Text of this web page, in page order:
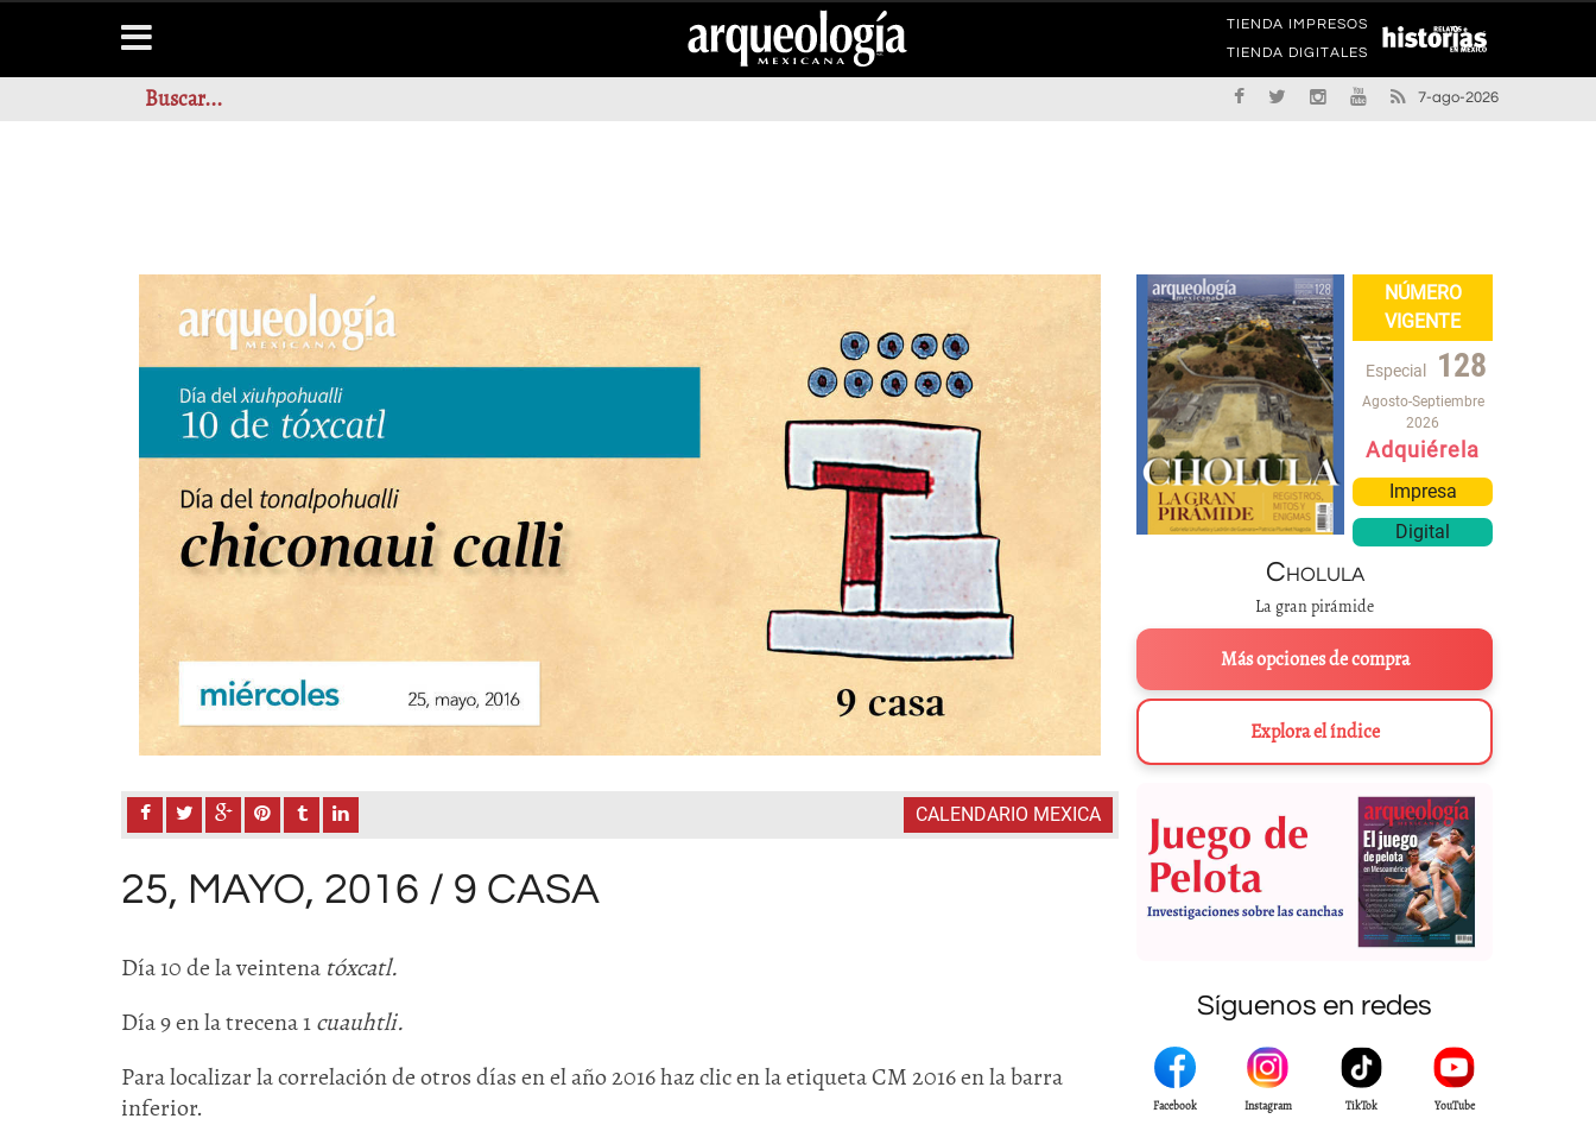
TIENDA IMPRESOS
TIENDA DIGITALES
7-ago-2026
CALENDARIO MEXICA
25, MAYO, 2016 / 9 CASA
Día 10 de la veintena tóxcatl.
Día 9 en la trecena 1cuauhtli.
Para localizar la correlación de otros días en el año 2016 haz clic en la etiqueta CM 2016 en la barra
inferior.
NÚMERO
VIGENTE
Especial 128
Agosto-Septiembre
2026
Adquiérela
Impresa
Digital
Cholula
La gran pirámide
Más opciones de compra
Explora el índice
Síguenos en redes
Facebook Instagram TikTok YouTube